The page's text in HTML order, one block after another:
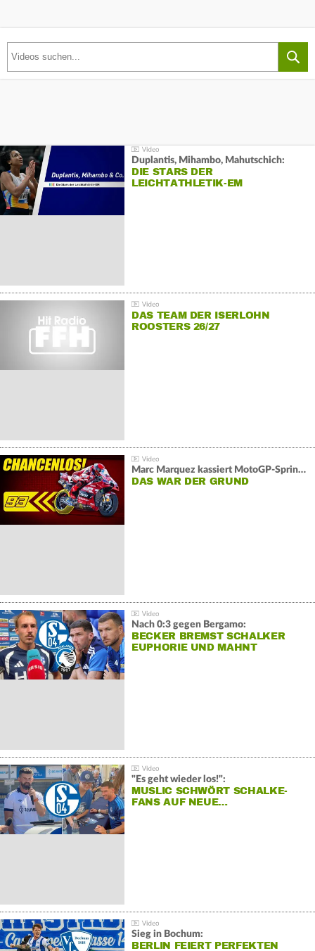
Duplantis, Mihambo, Mahutschich:
DIE STARS DER
LEICHTATHLETIK-EM
DAS TEAM DER ISERLOHN
ROOSTERS 26/27
Marc Marquez kassiert MotoGP-Sprint-Schlappe:
DAS WAR DER GRUND
Nach 0:3 gegen Bergamo:
BECKER BREMST SCHALKER
EUPHORIE UND MAHNT
"Es geht wieder los!":
MUSLIC SCHWÖRT SCHALKE-
FANS AUF NEUE…
Sieg in Bochum:
BERLIN FEIERT PERFEKTEN